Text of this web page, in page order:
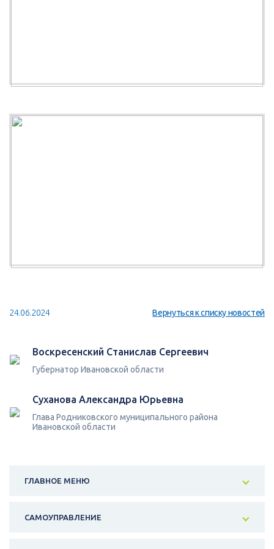
24.06.2024 Вернуться к списку новостей
Воскресенский Станислав Сергеевич
Губернатор Ивановской области
Суханова Александра Юрьевна
Глава Родниковского муниципального района
Ивановской области
ГЛАВНОЕ МЕНЮ
САМОУПРАВЛЕНИЕ